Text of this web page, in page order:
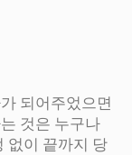
되어주었으면
것은 누구나
없이 끝까지 당